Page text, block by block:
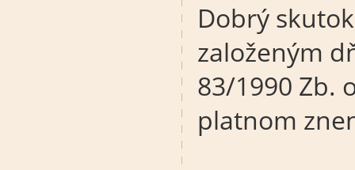
Dobrý
založeným
83/1990 Zb.
platnom